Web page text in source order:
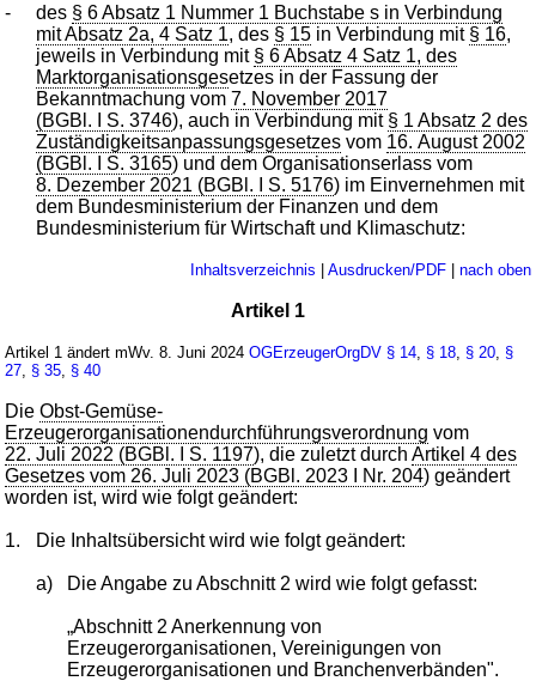
- des § 6 Absatz 1 Nummer 1 Buchstabe s in Verbindung
mit Absatz 2a, 4 Satz 1, des § 15 in Verbindung mit § 16,
jeweils in Verbindung mit § 6 Absatz 4 Satz 1, des
Marktorganisationsgesetzes in der Fassung der
Bekanntmachung vom7. November 2017
(BGBl. I S. 3746), auch in Verbindung mit § 1 Absatz 2 des
Zuständigkeitsanpassungsgesetzes vom 16. August 2002
(BGBl. I S. 3165) und dem Organisationserlass vom
8. Dezember 2021 (BGBl. I S. 5176) im Einvernehmen mit
dem Bundesministerium der Finanzen und dem
Bundesministerium für Wirtschaft und Klimaschutz:
Inhaltsverzeichnis | Ausdrucken/PDF| nach oben
Artikel 1
Artikel 1 ändert mWv. 8. Juni 2024OGErzeugerOrgDV § 14 § 18 § 20 §
27 § 35 § 40
DieObst-Gemüse-
Erzeugerorganisationendurchführungsverordnung vom
22. Juli 2022 (BGBl. I S. 1197), die zuletzt durchArtikel 4 des
Gesetzes vom 26. Juli 2023 (BGBl. 2023 I Nr. 204) geändert
worden ist, wird wie folgt geändert:
1. Die Inhaltsübersicht wird wie folgt geändert:
a) Die Angabe zu Abschnitt 2 wird wie folgt gefasst:
„Abschnitt 2 Anerkennung von
Erzeugerorganisationen, Vereinigungen von
Erzeugerorganisationen und Branchenverbänden".